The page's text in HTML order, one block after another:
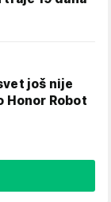
još nije
Honor Robot